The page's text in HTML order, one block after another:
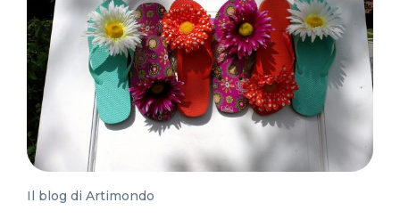
Il blog di Artimondo